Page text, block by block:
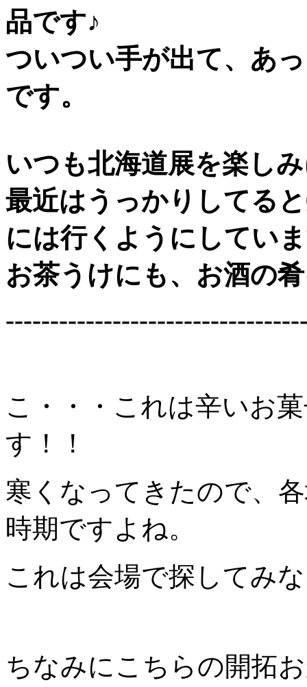
品です♪
ついつい手が出て、あ
です。
いつも北海道展を楽し
最近はうっかりしてる
には行くようにしてい
お茶うけにも、お酒の
こ・・・これは辛いお
す！！
寒くなってきたので、
時期ですよね。
これは会場で探してみ
ちなみにこちらの開拓